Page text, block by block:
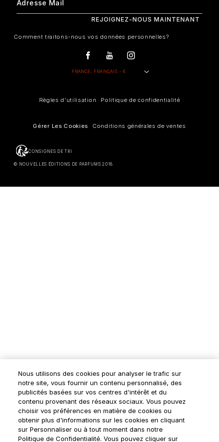
Comment traitons-nous vos données personnelles?
Règles d'utilisation Politique de confidentialité
Gérer Les Cookies Conditions générales de ventes
CONSIGNES DE TRI
© NOUVELLES ÉDITIONS DE PARFUMS 2018
Nous utilisons des cookies pour analyser le trafic sur
notre site, vous fournir un contenu personnalisé, des
publicités basées sur vos centres d'intérêt et du
contenu provenant des réseaux sociaux. Vous pouvez
choisir vos préférences en matière de cookies ou
obtenir plus d'informations sur les cookies en cliquant
sur Personnaliser ou à tout moment dans notre
Politique de Confidentialité. Vous pouvez cliquer sur